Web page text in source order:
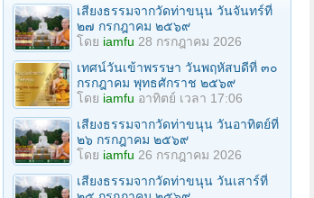
เสียงธรรมจากวัดท่าขนุน วันจันทร์ที่
๒๗ กรกฎาคม ๒๕๖๙
โดย iamfu 28 กรกฎาคม 2026
เทศน์วันเข้าพรรษา วันพฤหัสบดีที่ ๓๐
กรกฎาคม พุทธศักราช ๒๕๖๙
โดย iamfu อาทิตย์ เวลา 17:06
เสียงธรรมจากวัดท่าขนุน วันอาทิตย์ที่
๒๖ กรกฎาคม ๒๕๖๙
โดย iamfu 26 กรกฎาคม 2026
เสียงธรรมจากวัดท่าขนุน วันเสาร์ที่